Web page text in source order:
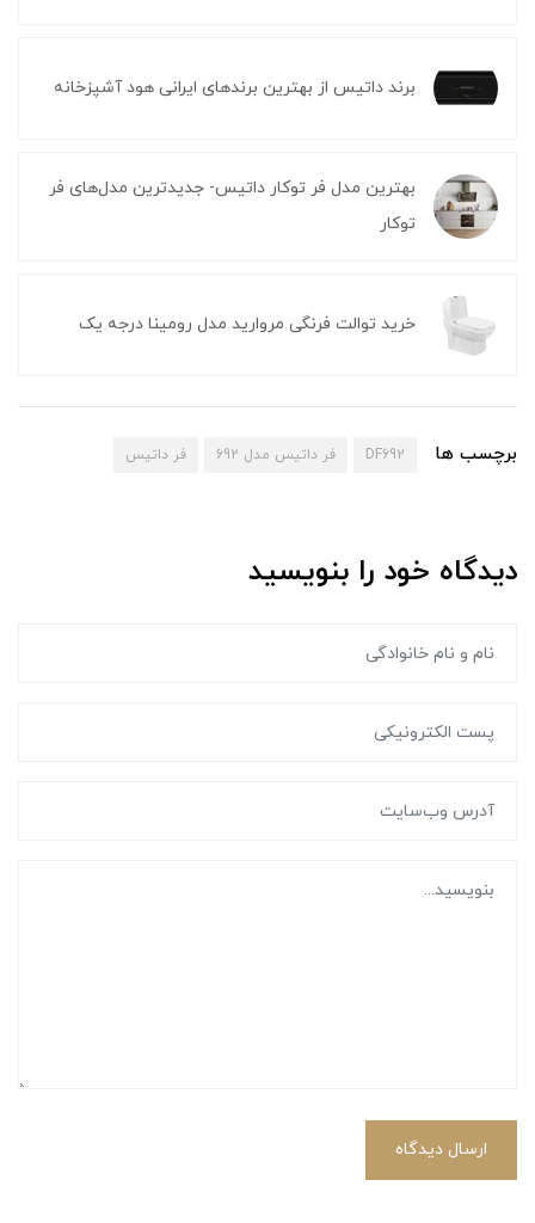
برند داتیس از بهترین برندهای ایرانی هود آشپزخانه
بهترین مدل فر توکار داتیس- جدیدترین مدل‌های فر
توکار
خرید توالت فرنگی مروارید مدل رومینا درجه یک
برچسب ها DF692 فر داتیس مدل 692 فر داتیس
دیدگاه خود را بنویسید
ارسال دیدگاه